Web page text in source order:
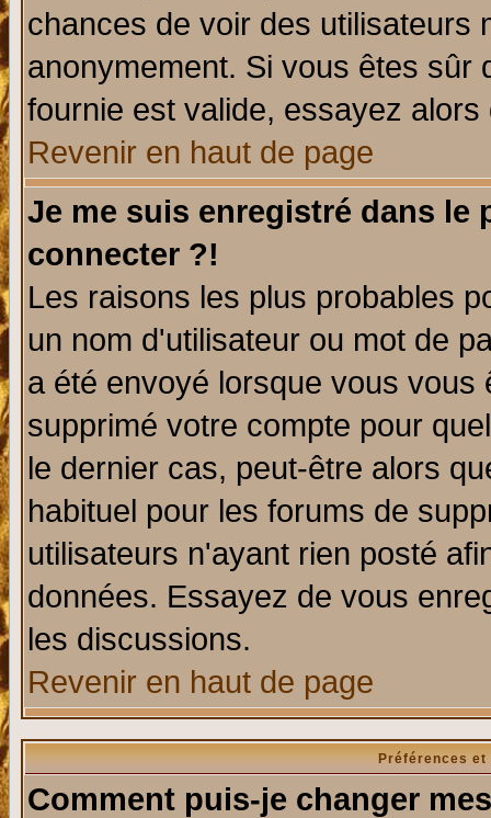
chances de voir des utilisateurs
anonymement. Si vous êtes sûr
fournie est valide, essayez
Revenir en haut de page
Je me suis enregistré dans le
connecter ?!
Les raisons les plus probables
un nom d'utilisateur ou mot de
a été envoyé lorsque vous
supprimé votre compte pour
le dernier cas, peut-être alors
habituel pour les forums de
utilisateurs n'ayant rien posté
données. Essayez de vous
les discussions.
Revenir en haut de page
Préférences
Comment puis-je changer